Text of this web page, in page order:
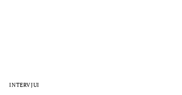
INTERVJUI